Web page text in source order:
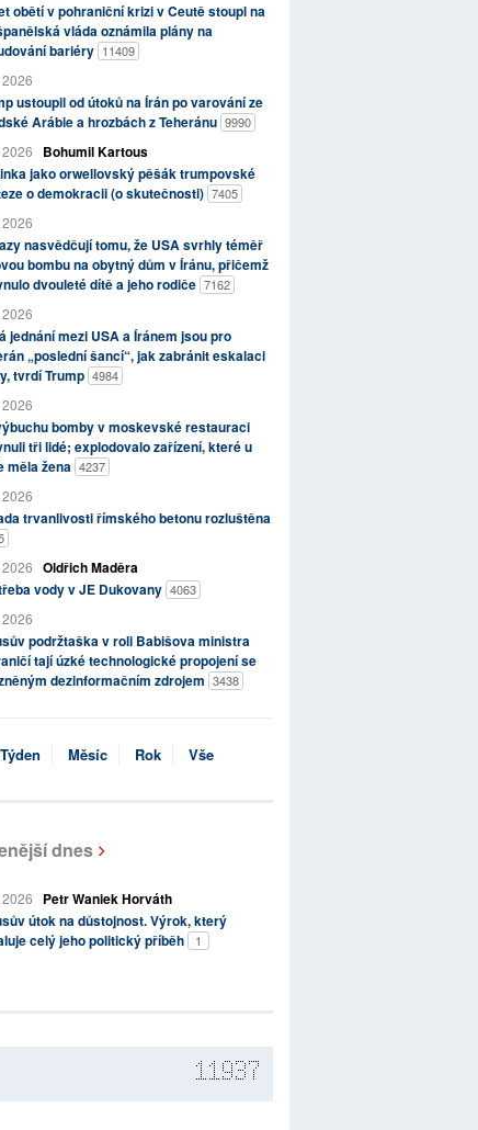
obětí v pohraniční krizi v Ceutě stoupl na
vláda oznámila plány na
bariéry 11409
ustoupil od útoků na Írán po varování ze
Arábie a hrozbách z Teheránu 9990
Bohumil Kartous
jako orwellovský pěšák trumpovské
o demokracii (o skutečnosti) 7405
nasvědčují tomu, že USA svrhly téměř
bombu na obytný dům v Íránu, přičemž
dvouleté dítě a jeho rodiče 7162
jednání mezi USA a Íránem jsou pro
„poslední šancí“, jak zabránit eskalaci
tvrdí Trump 4984
bomby v moskevské restauraci
tři lidé; explodovalo zařízení, které u
měla žena 4237
trvanlivosti římského betonu rozluštěna
Oldřich Maděra
vody v JE Dukovany 4063
podržtaška v roli Babišova ministra
tají úzké technologické propojení se
dezinformačním zdrojem 3438
Týden Měsíc Rok Vše
dnes
Petr Waniek Horváth
útok na důstojnost. Výrok, který
celý jeho politický příběh
1
11937